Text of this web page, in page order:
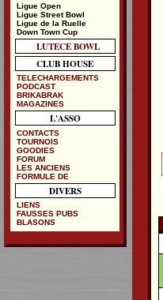
Ligue Open
Ligue Street Bowl
Ligue de la Ruelle
Down Town Cup
LUTECE BOWL
CLUB HOUSE
TELECHARGEMENTS
PODCAST
BRIKABRAK
MAGAZINES
L'ASSO
CONTACTS
TOURNOIS
GOODIES
FORUM
LES ANCIENS
FORMULE DE
DIVERS
LIENS
FAUSSES PUBS
BLASONS